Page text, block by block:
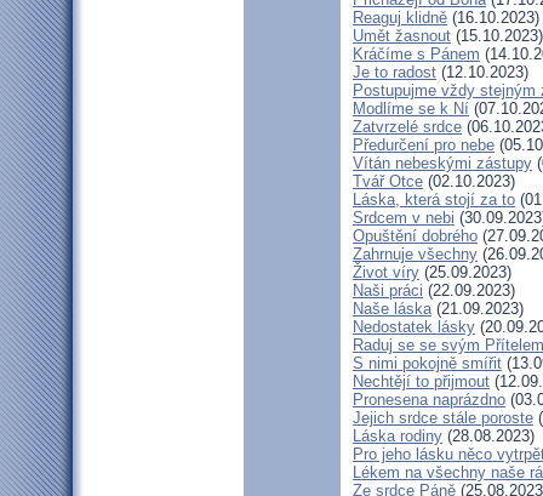
Reaguj klidně (16.10.2023)
Umět žasnout (15.10.2023)
Kráčíme s Pánem
Je to radost (12.10.2023)
Postupujme vždy stejným
Modlíme se k Ní
Zatvrzelé srdce
Předurčení pro nebe
Vítán nebeskými zástupy
Tvář Otce (02.10.2023)
Láska, která stojí za to
Srdcem v nebi
Opuštění dobrého
Zahrnuje všechny
Život víry (25.09.2023)
Naši práci (22.09.2023)
Naše láska(21.09.2023)
Nedostatek lásky
Raduj se se svým Přítelem
S nimi pokojně smířit
Nechtějí to přijmout
Pronesena naprázdno
Jejich srdce stále poroste
Láska rodiny (28.08.2023)
Pro jeho lásku něco
Lékem na všechny naše
Ze srdce Páně